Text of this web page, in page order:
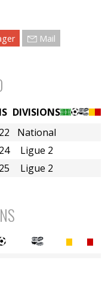
Mail
DIVISIONS
National
Ligue 2
Ligue 2